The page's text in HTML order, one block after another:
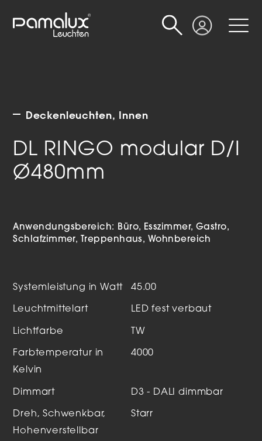
Login
Suche
Deckenleuchten Innen
DL RINGO modular D/I
Ø480mm
Anwendungsbereich: Büro Esszimmer Gastro
Schlafzimmer
Treppenhaus Wohnbereich
Systemleistung in Watt 45.00
Leuchtmittelart LED fest verbaut
Lichtfarbe TW
Farbtemperatur in
Kelvin
4000
Dimmart D3 - DALI dimmbar
Dreh, Schwenkbar,
Hohenverstellbar
Starr